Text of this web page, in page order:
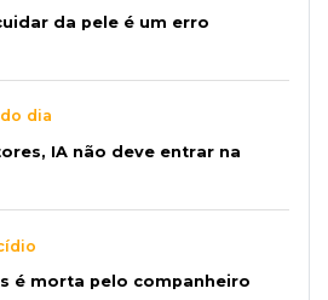
da pele é um erro
dia
IA não deve entrar na
é morta pelo companheiro